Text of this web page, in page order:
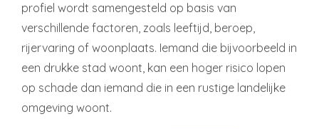
profiel wordt samengesteld op basis van
verschillende factoren, zoals leeftijd, beroep,
rijervaring of woonplaats. Iemand die bijvoorbeeld in
een drukke stad woont, kan een hoger risico lopen
op schade dan iemand die in een rustige landelijke
omgeving woont.